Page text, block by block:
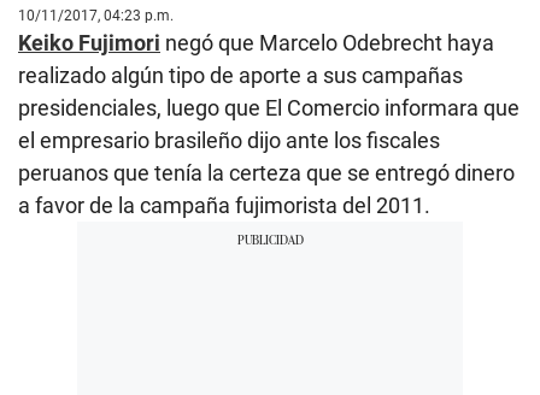
10/11/2017, 04:23 p.m.
Keiko Fujimori negó que Marcelo Odebrecht haya
realizado algún tipo de aporte a sus campañas
presidenciales, luego que El Comercio informara que
el empresario brasileño dijo ante los fiscales
peruanos que tenía la certeza que se entregó dinero
a favor de la campaña fujimorista del 2011.